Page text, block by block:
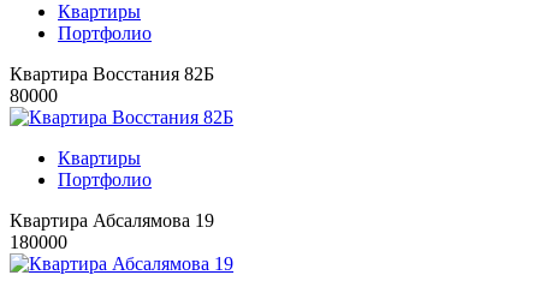
Квартиры
Портфолио
Квартира Восстания 82Б
80000
Квартиры
Портфолио
Квартира Абсалямова 19
180000